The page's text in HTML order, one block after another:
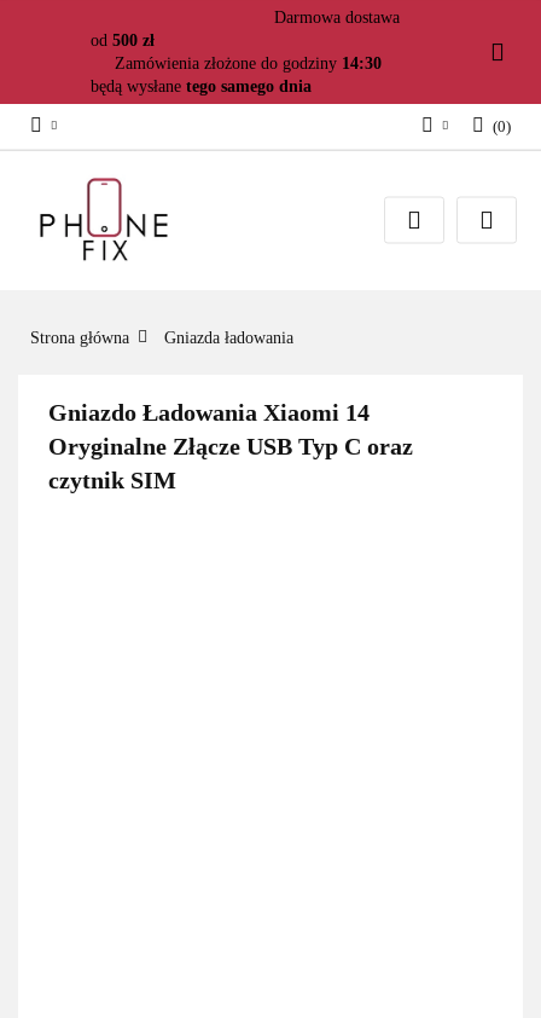
Darmowa dostawa
od 500 zł
Zamówienia złożone do godziny 14:30
będą wysłane tego samego dnia
Załóż konto
(0)
Strona główna Gniazda ładowania
Gniazdo Ładowania Xiaomi 14
Oryginalne Złącze USB Typ C oraz
czytnik SIM